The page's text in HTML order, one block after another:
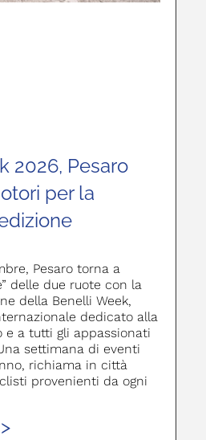
2026, Pesaro
per la
Pesaro torna a
delle due ruote con la
della Benelli Week,
dedicato alla
e a tutti gli appassionati
settimana di eventi
richiama in città
provenienti da ogni